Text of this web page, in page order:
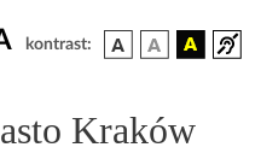
kontrast:
Kraków